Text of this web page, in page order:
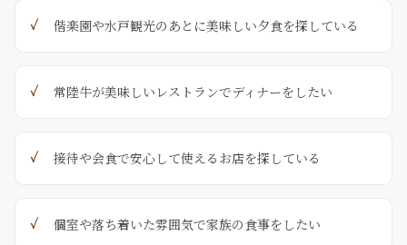
偕楽園や水戸観光のあとに美味しい夕食を探している
常陸牛が美味しいレストランでディナーをしたい
接待や会食で安心して使えるお店を探している
個室や落ち着いた雰囲気で家族の食事をしたい